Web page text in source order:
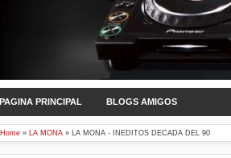
PAGINA PRINCIPAL BLOGS AMIGOS
Home » LA MONA » LA MONA - INEDITOS DECADA DEL 90